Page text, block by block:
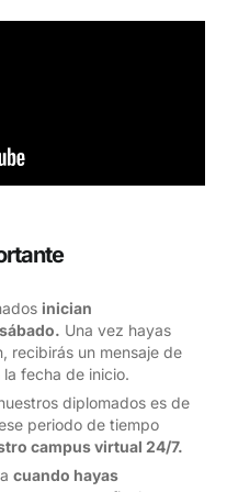
inician
Una vez hayas
recibirás un mensaje de
fecha de inicio.
diplomados es de
periodo de tiempo
campus virtual 24/7.
cuando hayas